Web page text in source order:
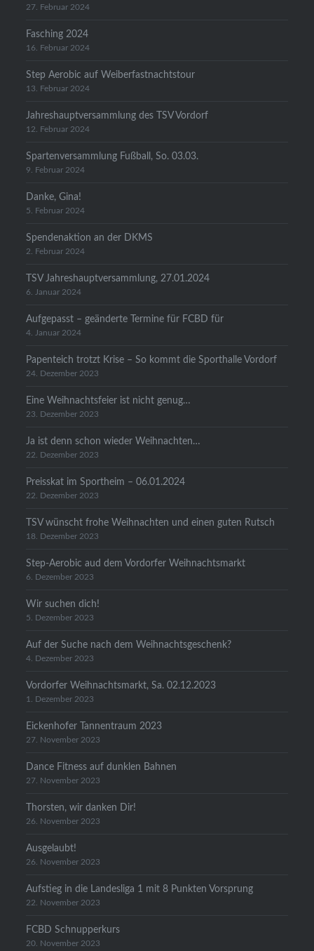
27. Februar 2024
Fasching 2024
16. Februar 2024
Step Aerobic auf Weiberfastnachtstour
13. Februar 2024
Jahreshauptversammlung des TSV Vordorf
12. Februar 2024
Spartenversammlung Fußball, So. 03.03.
9. Februar 2024
Danke, Gina!
5. Februar 2024
Spendenaktion an der DKMS
2. Februar 2024
TSV Jahreshauptversammlung, 27.01.2024
6. Januar 2024
Aufgepasst – geänderte Termine für FCBD für
4. Januar 2024
Papenteich trotzt Krise – So kommt die Sporthalle Vordorf
24. Dezember 2023
Eine Weihnachtsfeier ist nicht genug…
23. Dezember 2023
Ja ist denn schon wieder Weihnachten…
22. Dezember 2023
Preisskat im Sportheim – 06.01.2024
22. Dezember 2023
TSV wünscht frohe Weihnachten und einen guten Rutsch
18. Dezember 2023
Step-Aerobic aud dem Vordorfer Weihnachtsmarkt
6. Dezember 2023
Wir suchen dich!
5. Dezember 2023
Auf der Suche nach dem Weihnachtsgeschenk?
4. Dezember 2023
Vordorfer Weihnachtsmarkt, Sa. 02.12.2023
1. Dezember 2023
Eickenhofer Tannentraum 2023
27. November 2023
Dance Fitness auf dunklen Bahnen
27. November 2023
Thorsten, wir danken Dir!
26. November 2023
Ausgelaubt!
26. November 2023
Aufstieg in die Landesliga 1 mit 8 Punkten Vorsprung
22. November 2023
FCBD Schnupperkurs
20. November 2023